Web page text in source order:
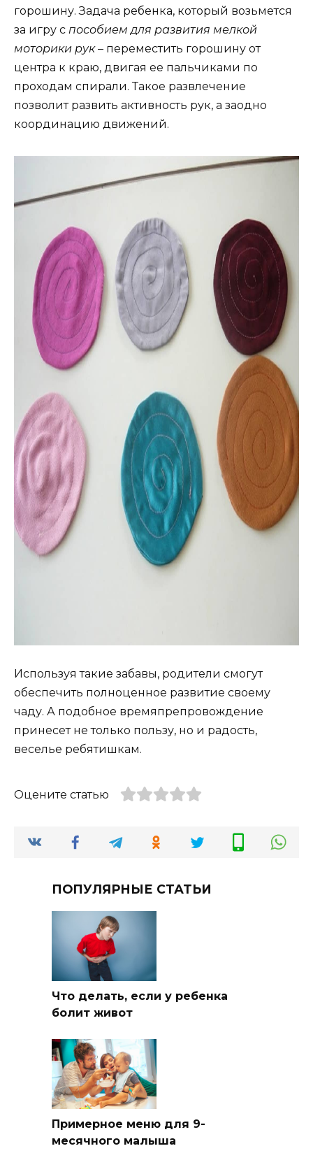
горошину. Задача ребенка, который возьмется
за игру с пособием для развития мелкой
моторики рук– переместить горошину от
центра к краю, двигая ее пальчиками по
проходам спирали. Такое развлечение
позволит развить активность рук, а заодно
координацию движений.
Используя такие забавы, родители смогут
обеспечить полноценное развитие своему
чаду. А подобное времяпрепровождение
принесет не только пользу, но и радость,
веселье ребятишкам.
Оцените статью
ПОПУЛЯРНЫЕ СТАТЬИ
Что делать, если у ребенка
болит живот
Примерное меню для 9-
месячного малыша